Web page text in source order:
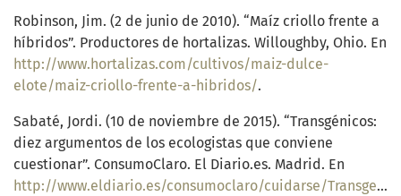
Robinson, Jim. (2 de junio de 2010). “Maíz criollo frente a
híbridos”. Productores de hortalizas. Willoughby, Ohio. En
http://www.hortalizas.com/cultivos/maiz-dulce-
elote/maiz-criollo-frente-a-hibridos/.
Sabaté, Jordi. (10 de noviembre de 2015). “Transgénicos:
diez argumentos de los ecologistas que conviene
cuestionar”. ConsumoClaro. El Diario.es. Madrid. En
http://www.eldiario.es/consumoclaro/cuidarse/